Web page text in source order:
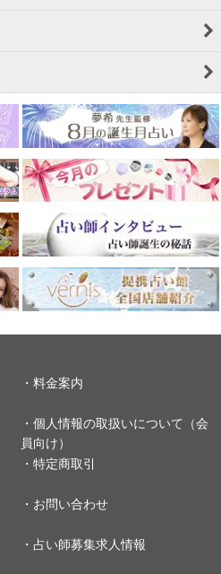
・料金案内
・個人情報の取扱いについて（会
員向け）
・特定商取引
・お問い合わせ
・占い師募集求人情報